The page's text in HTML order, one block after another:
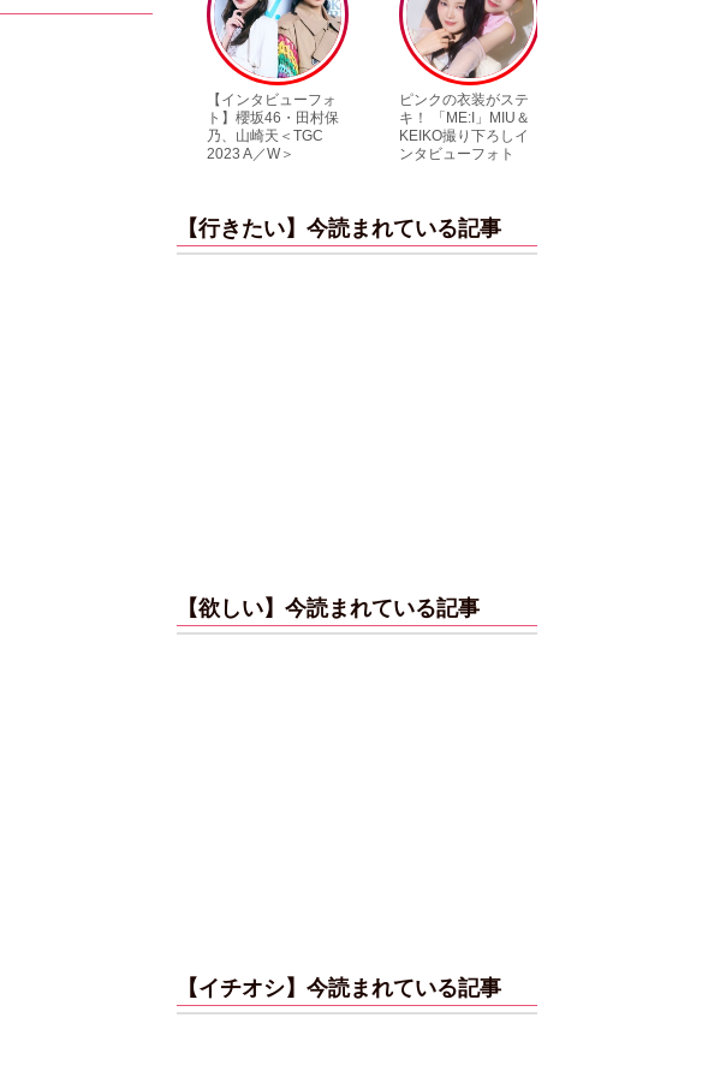
ピンクの衣装がステ
キ！ 「ME:I」MIU＆
KEIKO撮り下ろしイ
ンタビューフォト
【大胆カット満載】
乃木坂46・与田祐希
3rd写真集『ヨー
ダ』公開カット
【行きたい】今読まれている記事
【欲しい】今読まれている記事
【イチオシ】今読まれている記事